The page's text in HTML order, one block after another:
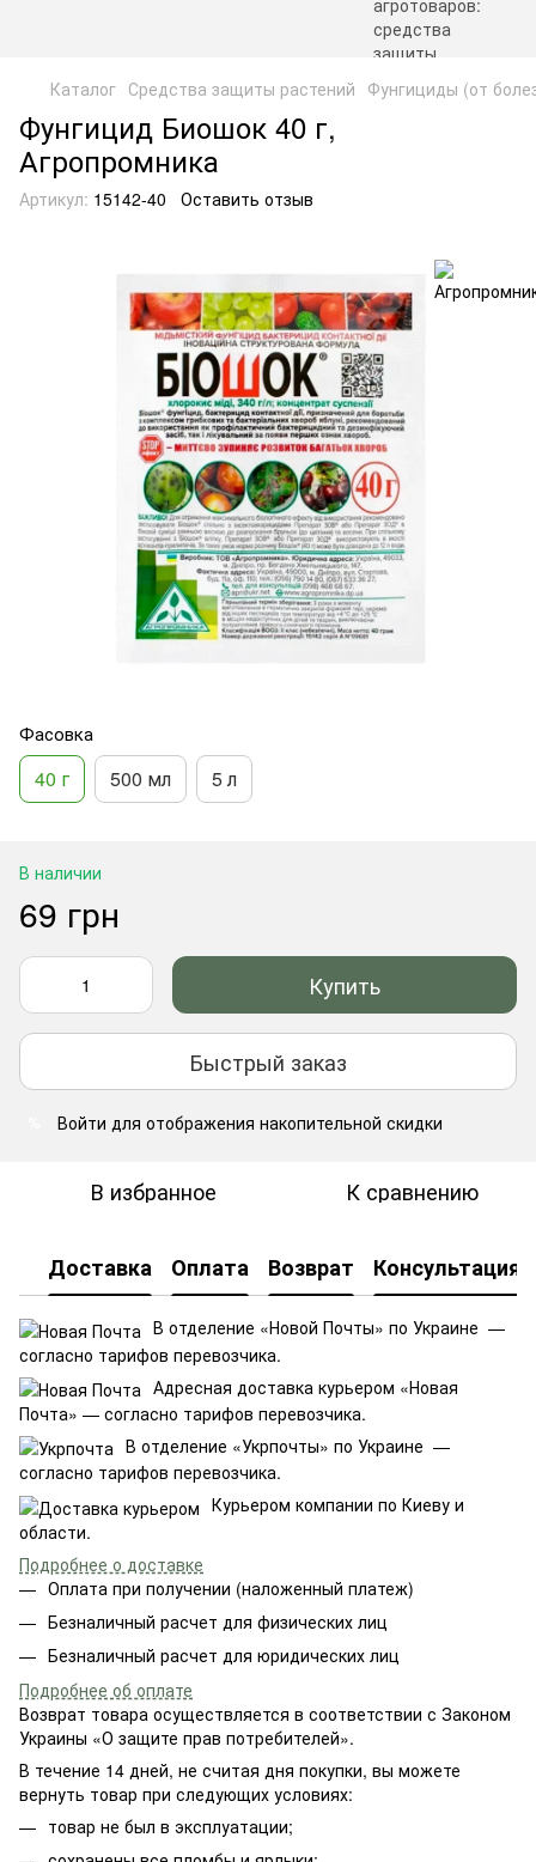
Каталог Средства защиты растений Фунгициды (от
Фунгицид Биошок 40 г,
Агропромника
Артикул: 15142-40 Оставить отзыв
Фасовка
40 г 500 мл 5 л
В наличии
69 грн
Купить
Быстрый заказ
Войти для отображения накопительной скидки
В избранное К сравнению
Доставка Оплата Возврат Консультация
В отделение «Новой Почты» по Украине —
согласно тарифов перевозчика.
Адресная доставка курьером «Новая
Почта» — согласно тарифов перевозчика.
В отделение «Укрпочты» по Украине —
согласно тарифов перевозчика.
Курьером компании по Киеву и
области.
Подробнее о доставке
Оплата при получении (наложенный платеж)
Безналичный расчет для физических лиц
Безналичный расчет для юридических лиц
Подробнее об оплате
Возврат товара осуществляется в соответствии с Законом
Украины «О защите прав потребителей».
В течение 14 дней, не считая дня покупки, вы можете
вернуть товар при следующих условиях:
товар не был в эксплуатации;